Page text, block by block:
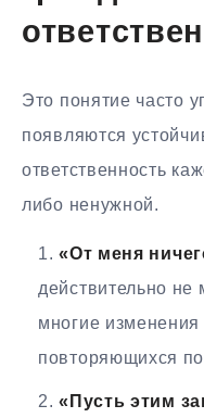
Это понятие часто
появляются
ответственность
либо ненужной.
«От меня
действительно не
многие
повторяющихся
«Пусть этим